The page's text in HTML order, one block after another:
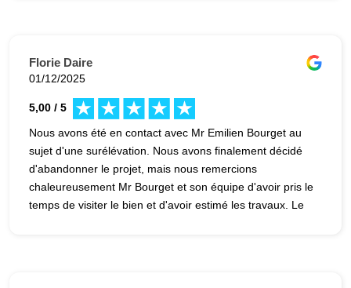
Florie Daire
01/12/2025
5,00 / 5
Nous avons été en contact avec Mr Emilien Bourget au
sujet d'une surélévation. Nous avons finalement décidé
d'abandonner le projet, mais nous remercions
chaleureusement Mr Bourget et son équipe d'avoir pris le
temps de visiter le bien et d'avoir estimé les travaux. Le